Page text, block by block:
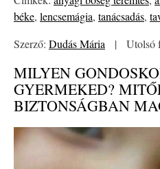
béke, lencsemágia, tanácsadás,
Szerző: Dudás Mária | Utolsó
MILYEN
GYERMEKED?
BIZTONSÁGBAN